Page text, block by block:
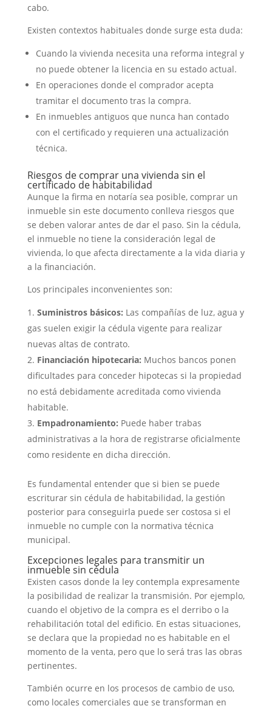
cabo.
Existen contextos habituales donde surge esta duda:
Cuando la vivienda necesita una reforma integral y
no puede obtener la licencia en su estado actual.
En operaciones donde el comprador acepta
tramitar el documento tras la compra.
En inmuebles antiguos que nunca han contado
con el certificado y requieren una actualización
técnica.
Riesgos de comprar una vivienda sin el
certificado de habitabilidad
Aunque la firma en notaría sea posible, comprar un
inmueble sin este documento conlleva riesgos que
se deben valorar antes de dar el paso. Sin la cédula,
el inmueble no tiene la consideración legal de
vivienda, lo que afecta directamente a la vida diaria y
a la financiación.
Los principales inconvenientes son:
Suministros básicos: Las compañías de luz, agua y
gas suelen exigir la cédula vigente para realizar
nuevas altas de contrato.
Financiación hipotecaria: Muchos bancos ponen
dificultades para conceder hipotecas si la propiedad
no está debidamente acreditada como vivienda
habitable.
Empadronamiento: Puede haber trabas
administrativas a la hora de registrarse oficialmente
como residente en dicha dirección.
Es fundamental entender que si bien se puede
escriturar sin cédula de habitabilidad, la gestión
posterior para conseguirla puede ser costosa si el
inmueble no cumple con la normativa técnica
municipal.
Excepciones legales para transmitir un
inmueble sin cédula
Existen casos donde la ley contempla expresamente
la posibilidad de realizar la transmisión. Por ejemplo,
cuando el objetivo de la compra es el derribo o la
rehabilitación total del edificio. En estas situaciones,
se declara que la propiedad no es habitable en el
momento de la venta, pero que lo será tras las obras
pertinentes.
También ocurre en los procesos de cambio de uso,
como locales comerciales que se transforman en